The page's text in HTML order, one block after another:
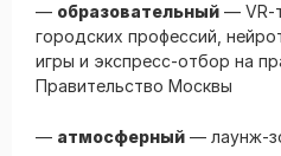
— образовательный —
городских профессий,
игры и экспресс-отбор на
Правительство Москвы
— атмосферный — лаунж-